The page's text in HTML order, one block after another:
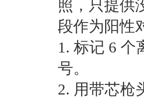
照，只提供
段作为阳性
1. 标记 6 个
号。
2. 用带芯枪